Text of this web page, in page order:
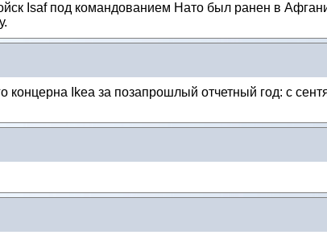
Isaf под командованием Нато был ранен в
Ikea за позапрошлый отчетный год: с